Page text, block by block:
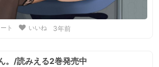
ト いいね 3年前
。/読みえる2巻発売中